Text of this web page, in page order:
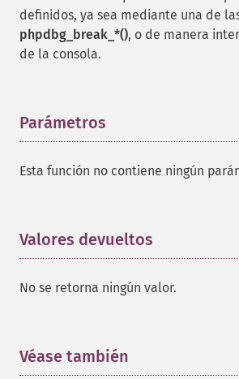
definidos, ya sea mediante una de
phpdbg_break_*(), o de manera
de la consola.
Parámetros
Esta función no contiene ningún
Valores devueltos
No se retorna ningún valor.
Véase también